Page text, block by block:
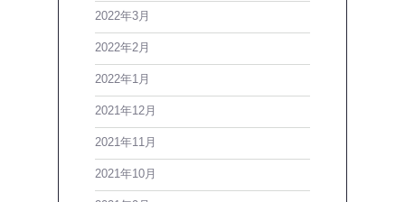
2022年3月
2022年2月
2022年1月
2021年12月
2021年11月
2021年10月